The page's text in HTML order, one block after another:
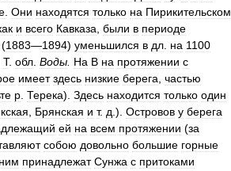
Они находятся только на Пирикительском
и всего Кавказа были в периоде
1883—1894) уменьшился в дл на 1100
Т. обл Воды На В на протяжении с
имеет здесь низкие берега частью
р Терека). Здесь находится только один
Брянская и т. д .). Островов у берега
ей на всем протяжении (за
собою довольно большие горные
ним принадлежат Сунжа с притоками